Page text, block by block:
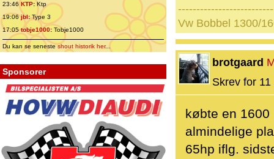
23:46 KTP:Ktp
19:06jbl:Type 3
17:05tobje1000: Tobje1000
Du kan se senesteshout historik her...
Sponsorer
Vw Bobbel 1300/
brotgaard
Skrev for
købte en
almindelige
65hp iflg.